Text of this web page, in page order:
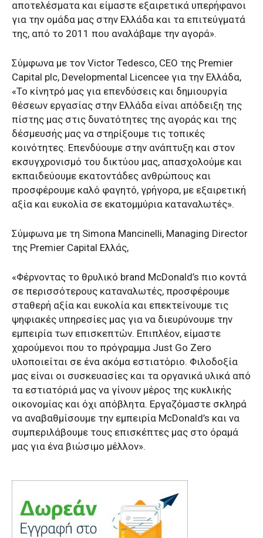
αποτελέσματα και είμαστε εξαιρετικά υπερήφανοι
για την ομάδα μας στην Ελλάδα και τα επιτεύγματά
της, από το 2011 που αναλάβαμε την αγορά».
Σύμφωνα με τον Victor Tedesco, CEO της Premier
Capital plc, Developmental Licencee για την Ελλάδα,
«Το κίνητρό μας για επενδύσεις και δημιουργία
θέσεων εργασίας στην Ελλάδα είναι απόδειξη της
πίστης μας στις δυνατότητες της αγοράς και της
δέσμευσής μας να στηρίξουμε τις τοπικές
κοινότητες. Επενδύουμε στην ανάπτυξη και στον
εκσυγχρονισμό του δικτύου μας, απασχολούμε και
εκπαιδεύουμε εκατοντάδες ανθρώπους και
προσφέρουμε καλό φαγητό, γρήγορα, με εξαιρετική
αξία και ευκολία σε εκατομμύρια καταναλωτές».
Σύμφωνα με τη Simona Mancinelli, Managing Director
της Premier Capital Ελλάς,
«Φέρνοντας το θρυλικό brand McDonald’s πιο κοντά
σε περισσότερους καταναλωτές, προσφέρουμε
σταθερή αξία και ευκολία και επεκτείνουμε τις
ψηφιακές υπηρεσίες μας για να διευρύνουμε την
εμπειρία των επισκεπτών. Επιπλέον, είμαστε
χαρούμενοι που το πρόγραμμα Just Go Zero
υλοποιείται σε ένα ακόμα εστιατόριο. Φιλοδοξία
μας είναι οι συσκευασίες και τα οργανικά υλικά από
τα εστιατόριά μας να γίνουν μέρος της κυκλικής
οικονομίας και όχι απόβλητα. Εργαζόμαστε σκληρά
να αναβαθμίσουμε την εμπειρία McDonald’s και να
συμπεριλάβουμε τους επισκέπτες μας στο όραμά
μας για ένα βιώσιμο μέλλον».